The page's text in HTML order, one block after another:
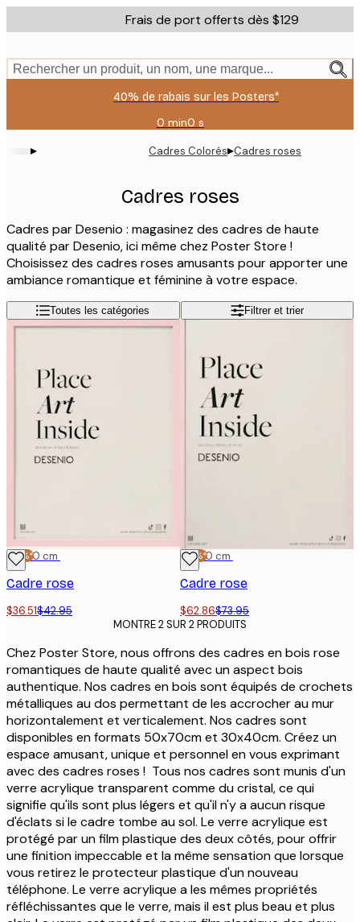
to
content.
Frais de port offerts dès $129
Rechercher un produit, un nom, une marque...
40% de rabais sur les Posters*
0 min0 s
Valable
jusqu'au
:
09
▸ Cadres Colorés▸Cadres roses
Cadres roses
Cadres par Desenio : magasinez des cadres de haute
qualité par Desenio, ici même chez Poster Store !
Choisissez des cadres roses amusants pour apporter une
ambiance romantique et féminine à votre espace.
Toutes les catégories Filtrer et trier
-15%*
30x40 cm
Cadre rose
$36.51$42.95
-15%*
50x70 cm
Cadre rose
$62.86$73.95
MONTRE 2 SUR 2 PRODUITS
Chez Poster Store, nous offrons des cadres en bois rose
romantiques de haute qualité avec un aspect bois
authentique. Nos cadres en bois sont équipés de crochets
métalliques au dos permettant de les accrocher au mur
horizontalement et verticalement. Nos cadres sont
disponibles en formats 50x70cm et 30x40cm. Créez un
espace amusant, unique et personnel en vous exprimant
avec des cadres roses ! Tous nos cadres sont munis d'un
verre acrylique transparent comme du cristal, ce qui
signifie qu'ils sont plus légers et qu'il n'y a aucun risque
d'éclats si le cadre tombe au sol. Le verre acrylique est
protégé par un film plastique des deux côtés, pour offrir
une finition impeccable et la même sensation que lorsque
vous retirez le protecteur plastique d'un nouveau
téléphone. Le verre acrylique a les mêmes propriétés
réfléchissantes que le verre, mais il est plus beau et plus